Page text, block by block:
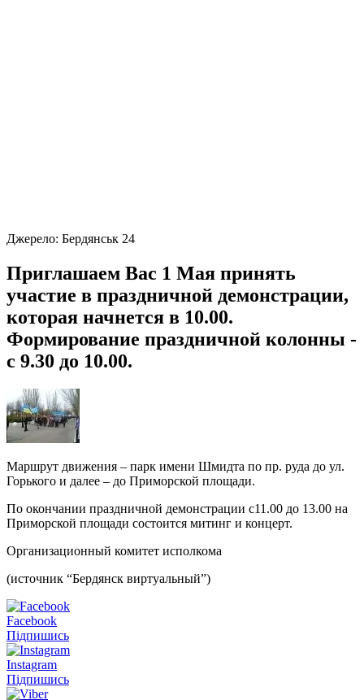
Джерело: Бердянськ 24
Приглашаем Вас 1 Мая принять
участие в праздничной демонстрации,
которая начнется в 10.00.
Формирование праздничной колонны -
с 9.30 до 10.00.
Маршрут движения – парк имени Шмидта по пр. руда до ул.
Горького и далее – до Приморской площади.
По окончании праздничной демонстрации с11.00 до 13.00 на
Приморской площади состоится митинг и концерт.
Организационный комитет исполкома
(источник “Бердянск виртуальный”)
Facebook
Підпишись
Instagram
Підпишись